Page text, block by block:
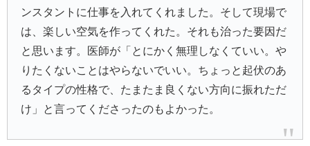
ンスタントに仕事を入れてくれました。そして現場で
は、楽しい空気を作ってくれた。それも治った要因だ
と思います。医師が「とにかく無理しなくていい。や
りたくないことはやらないでいい。ちょっと起伏のあ
るタイプの性格で、たまたま良くない方向に振れただ
け」と言ってくださったのもよかった。